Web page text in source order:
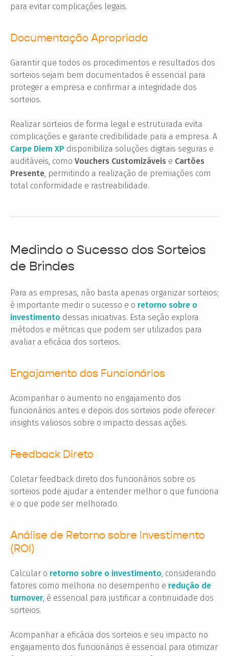
para evitar complicações legais.
Documentação Apropriada
Garantir que todos os procedimentos e resultados dos
sorteios sejam bem documentados é essencial para
proteger a empresa e confirmar a integridade dos
sorteios.
Realizar sorteios de forma legal e estruturada evita
complicações e garante credibilidade para a empresa. A
Carpe Diem XP disponibiliza soluções digitais seguras e
auditáveis, como Vouchers Customizáveis e Cartões
Presente, permitindo a realização de premiações com
total conformidade e rastreabilidade.
Medindo o Sucesso dos Sorteios
de Brindes
Para as empresas, não basta apenas organizar sorteios;
é importante medir o sucesso e o retorno sobre o
investimento dessas iniciativas. Esta seção explora
métodos e métricas que podem ser utilizados para
avaliar a eficácia dos sorteios.
Engajamento dos Funcionários
Acompanhar o aumento no engajamento dos
funcionários antes e depois dos sorteios pode oferecer
insights valiosos sobre o impacto dessas ações.
Feedback Direto
Coletar feedback direto dos funcionários sobre os
sorteios pode ajudar a entender melhor o que funciona
e o que pode ser melhorado.
Análise de Retorno sobre Investimento
(ROI)
Calcular o retorno sobre o investimento, considerando
fatores como melhoria no desempenho e redução de
turnover, é essencial para justificar a continuidade dos
sorteios.
Acompanhar a eficácia dos sorteios e seu impacto no
engajamento dos funcionários é essencial para otimizar